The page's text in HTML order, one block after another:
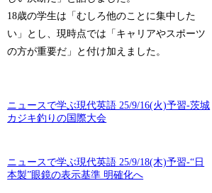
18歳の学生は「むしろ他のことに集中した
い」とし、現時点では「キャリアやスポーツ
の方が重要だ」と付け加えました。
ニュースで学ぶ現代英語 25/9/16(火)予習-茨城
カジキ釣りの国際大会
ニュースで学ぶ現代英語 25/9/18(木)予習-“日
本製”眼鏡の表示基準 明確化へ